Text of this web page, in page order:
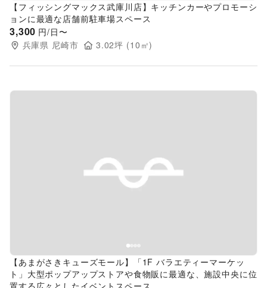
【フィッシングマックス武庫川店】キッチンカーやプロモーシ
ョンに最適な店舗前駐車場スペース
3,300 円/日〜
兵庫県 尼崎市 3.02坪 (10 ㎡)
Previous slide
【あまがさきキューズモール】「1F バラエティーマーケッ
ト」大型ポップアップストアや食物販に最適な、施設中央に位
置する広々としたイベントスペース